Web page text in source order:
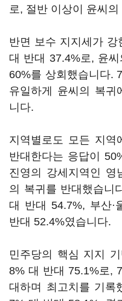
로, 절반 이상이 윤씨
반면 보수 지지세가
대 반대 37.4%로, 윤
60%를 상회했습니다.
유일하게 윤씨의 복귀
니다.
지역별로도 모든 지역
반대한다는 응답이
진영의 강세지역인 영
의 복귀를 반대했습니
대 반대 54.7%, 부산·
반대 52.4%였습니다.
민주당의 핵심 지지
8% 대 반대 75.1%로,
대하며 최고치를 기록